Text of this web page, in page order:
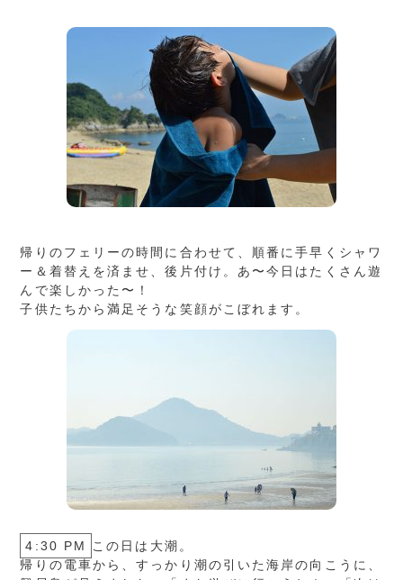
帰りのフェリーの時間に合わせて、順番に手早くシャワ
ー＆着替えを済ませ、後片付け。あ〜今日はたくさん遊
んで楽しかった〜！
子供たちから満足そうな笑顔がこぼれます。
4:30 PM
この日は大潮。
帰りの電車から、すっかり潮の引いた海岸の向こうに、